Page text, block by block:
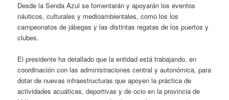
Desde la Senda Azul se fomentarán y apoyarán los eventos
náuticos, culturales y medioambientales, como los los
campeonatos de jábegas y las distintas regatas de los puertos y
clubes.
El presidente ha detallado que la entidad está trabajando, en
coordinación con las administraciones central y autonómica, para
dotar de nuevas infraestructuras que apoyen la práctica de
actividades acuáticas, deportivas y de ocio en la provincia de